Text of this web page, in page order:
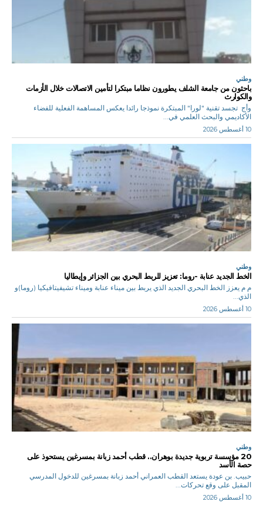
وطني
باحثون من جامعة الشلف يطورون نظاما مبتكرا لتأمين الاتصالات خلال الأزمات
والكوارث
وأج تجسد تقنية "لورا" المبتكرة نموذجا رائدا يعكس المساهمة الفعلية للفضاء
الأكاديمي والبحث العلمي في...
10 أغسطس 2026
وطني
الخط الجديد عنابة -روما: تعزيز للربط البحري بين الجزائر وإيطاليا
م م يعزز الخط البحري الجديد الذي يربط بين ميناء عنابة وميناء تشيفيتافيكيا (روما)و
الذي...
10 أغسطس 2026
وطني
20 مؤسسة تربوية جديدة بوهران.. قطب أحمد زبانة بمسرغين يستحوذ على
حصة الأسد
حبيب. بن عودة يستعد القطب العمراني أحمد زبانة بمسرغين للدخول المدرسي
المقبل على وقع تحركات...
10 أغسطس 2026